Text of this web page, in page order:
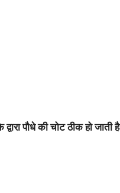
पौधे की चोट ठीक हो जाती है